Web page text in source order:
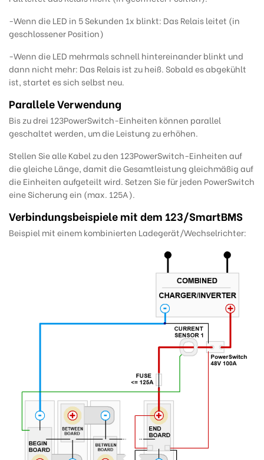
-Wenn die LED in 5 Sekunden 1x blinkt: Das Relais leitet (in
geschlossener Position)
-Wenn die LED mehrmals schnell hintereinander blinkt und
dann nicht mehr: Das Relais ist zu heiß. Sobald es abgekühlt
ist, startet es sich selbst neu.
Parallele Verwendung
Bis zu drei 123PowerSwitch-Einheiten können parallel
geschaltet werden, um die Leistung zu erhöhen.
Stellen Sie alle Kabel zu den 123PowerSwitch-Einheiten auf
die gleiche Länge, damit die Gesamtleistung gleichmäßig auf
die Einheiten aufgeteilt wird. Setzen Sie für jeden PowerSwitch
eine Sicherung ein (max. 125A).
Verbindungsbeispiele mit dem 123/SmartBMS
Beispiel mit einem kombinierten Ladegerät/Wechselrichter: